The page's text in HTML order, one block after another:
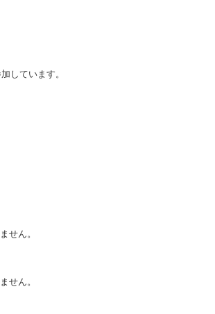
しています。
せん。
せん。